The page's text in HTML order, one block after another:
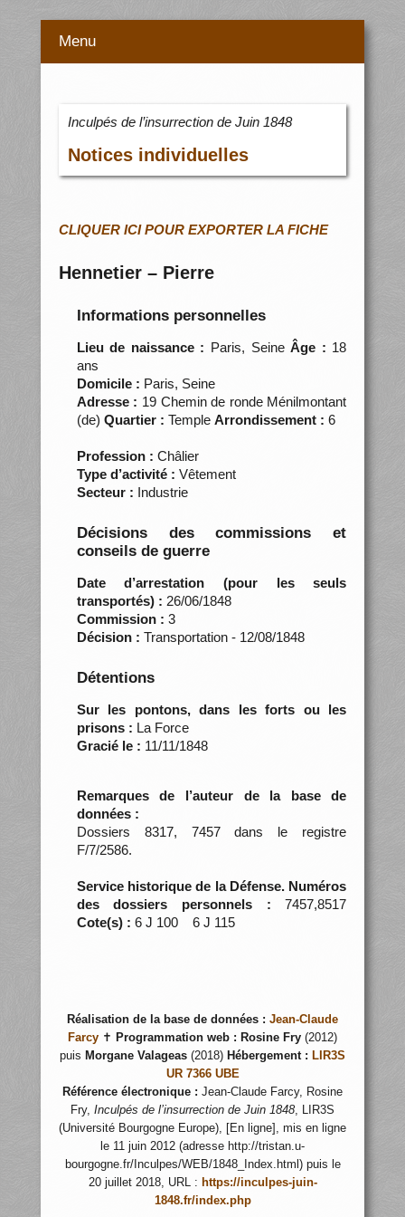
Menu
Inculpés de l’insurrection de Juin 1848
Notices individuelles
CLIQUER ICI POUR EXPORTER LA FICHE
Hennetier – Pierre
Informations personnelles
Lieu de naissance : Paris, SeineÂge : 18
ans
Domicile : Paris, Seine
Adresse : 19 Chemin de ronde Ménilmontant
(de) Quartier : Temple Arrondissement : 6
Profession : Châlier
Type d’activité : Vêtement
Secteur : Industrie
Décisions des commissions et
conseils de guerre
Date d’arrestation (pour les seuls
transportés) : 26/06/1848
Commission : 3
Décision : Transportation - 12/08/1848
Détentions
Sur les pontons, dans les forts ou les
prisons : La Force
Gracié le : 11/11/1848
Remarques de l’auteur de la base de
données :
Dossiers 8317, 7457 dans le registre
F/7/2586.
Service historique de la Défense. Numéros
des dossiers personnels :7457,8517
Cote(s) : 6 J 100 6 J 115
Réalisation de la base de données : Jean-Claude
Farcy ✝ Programmation web : Rosine Fry (2012)
puis Morgane Valageas (2018) Hébergement : LIR3S
UR 7366 UBE
Référence électronique : Jean-Claude Farcy, Rosine
Fry, Inculpés de l’insurrection de Juin 1848, LIR3S
(Université Bourgogne Europe), [En ligne], mis en ligne
le 11 juin 2012 (adresse http://tristan.u-
bourgogne.fr/Inculpes/WEB/1848_Index.html) puis le
20 juillet 2018, URL : https://inculpes-juin-
1848.fr/index.php